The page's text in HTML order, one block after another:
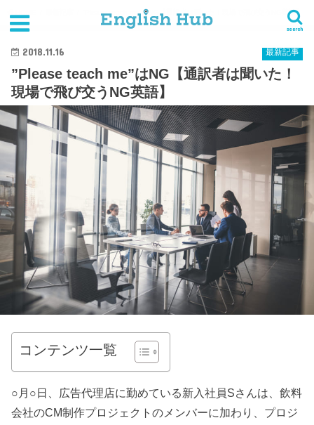
search
”Please teach me”はNG【通訳者は聞いた！現場で飛び交うNG英語】
最新記事
2018.11.16
”Please teach me”はNG【通訳者は聞いた！
現場で飛び交うNG英語】
コンテンツ一覧
○月○日、広告代理店に勤めている新入社員Sさんは、飲料
会社のCM制作プロジェクトのメンバーに加わり、プロジ